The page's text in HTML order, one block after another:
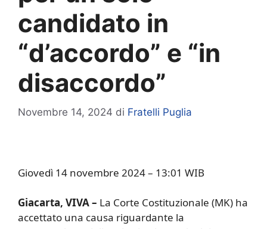
candidato in
“d’accordo” e “in
disaccordo”
Novembre 14, 2024 di Fratelli Puglia
Giovedì 14 novembre 2024 – 13:01 WIB
Giacarta, VIVA – La Corte Costituzionale (MK) ha
accettato una causa riguardante la